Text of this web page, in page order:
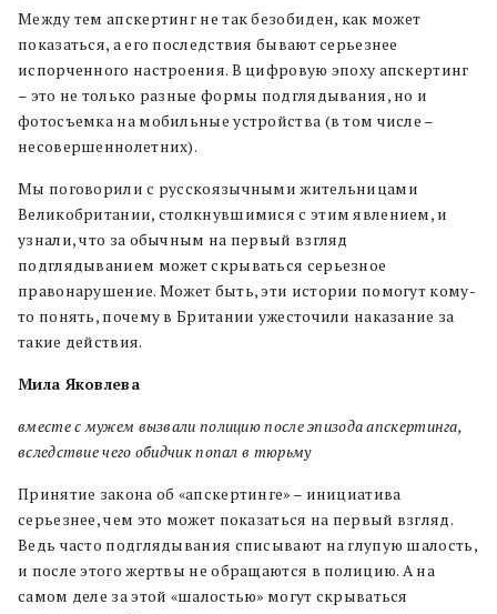
Между тем апскертинг не так безобиден, как может
показаться, а его последствия бывают серьезнее
испорченного настроения. В цифровую эпоху апскертинг
– это не только разные формы подглядывания, но и
фотосъемка на мобильные устройства (в том числе –
несовершеннолетних).
Мы поговорили с русскоязычными жительницами
Великобритании, столкнувшимися с этим явлением, и
узнали, что за обычным на первый взгляд
подглядыванием может скрываться серьезное
правонарушение. Может быть, эти истории помогут кому-
то понять, почему в Британии ужесточили наказание за
такие действия.
Мила Яковлева
вместе с мужем вызвали полицию после эпизода апскертинга,
вследствие чего обидчик попал в тюрьму
Принятие закона об «апскертинге» – инициатива
серьезнее, чем это может показаться на первый взгляд.
Ведь часто подглядывания списывают на глупую шалость,
и после этого жертвы не обращаются в полицию. А на
самом деле за этой «шалостью» могут скрываться